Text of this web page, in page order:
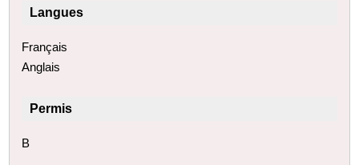
Langues
Français
Anglais
Permis
B